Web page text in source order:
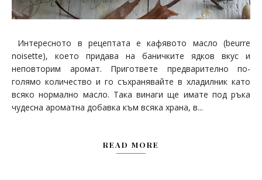
Интересното в рецептата е кафявото масло (beurre
noisette), което придава на баничките ядков вкус и
неповторим аромат. Пригответе предварително по-
голямо количество и го съхранявайте в хладилник като
всяко нормално масло. Така винаги ще имате под ръка
чудесна ароматна добавка към всяка храна, в...
READ MORE